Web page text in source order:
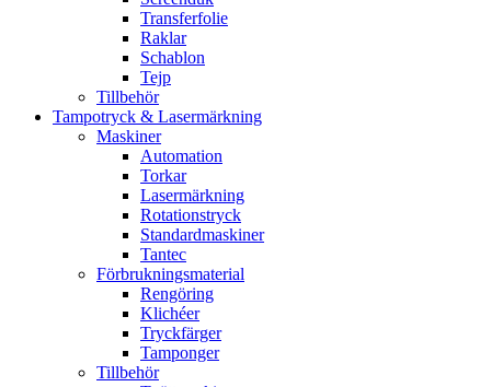
Transferfolie
Raklar
Schablon
Tejp
Tillbehör
Tampotryck & Lasermärkning
Maskiner
Automation
Torkar
Lasermärkning
Rotationstryck
Standardmaskiner
Tantec
Förbrukningsmaterial
Rengöring
Klichéer
Tryckfärger
Tamponger
Tillbehör